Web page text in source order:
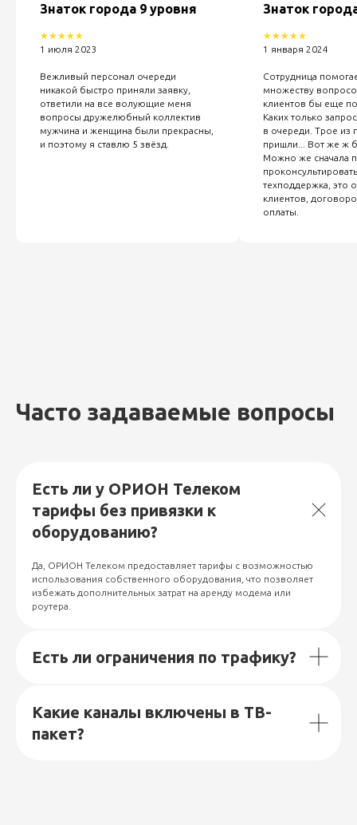
Знаток города 9 уровня
★★★★★
1 июля 2023
Вежливый персонал очереди
никакой быстро приняли заявку,
ответили на все волующие меня
вопросы дружелюбный коллектив
мужчина и женщина были прекрасны,
и поэтому я ставлю 5 звёзд.
Знаток
★★★★★
1 января 2024
Сотрудница
множеству
клиентов бы еще
Каких только
в очереди. Трое из
пришли... Вот же ж
Можно же сначала
техподдержка, это
клиентов,
оплаты.
Часто задаваемые вопросы
Есть ли у ОРИОН Телеком
тарифы без привязки к
оборудованию?
Да, ОРИОН Телеком предоставляет тарифы с возможностью
использования собственного оборудования, что позволяет
избежать дополнительных затрат на аренду модема или
роутера.
Есть ли ограничения по трафику?
Какие каналы включены в ТВ-
пакет?